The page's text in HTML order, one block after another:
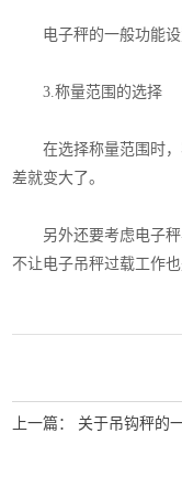
电子秤的一般功能设
3.称量范围的选择
在选择称量范围时，
差就变大了。
另外还要考虑电子秤
不让电子吊秤过载工作也
上一篇： 关于吊钩秤的